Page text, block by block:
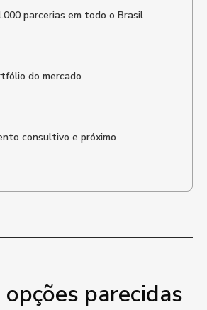
parcerias em todo o Brasil
do mercado
consultivo e próximo
parecidas